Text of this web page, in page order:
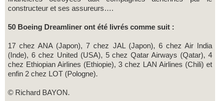
constructeur et ses assureurs….
50 Boeing Dreamliner ont été livrés comme suit :
17 chez ANA (Japon), 7 chez JAL (Japon), 6 chez Air India
(Inde), 6 chez United (USA), 5 chez Qatar Airways (Qatar), 4
chez Ethiopian Airlines (Ethiopie), 3 chez LAN Airlines (Chili) et
enfin 2 chez LOT (Pologne).
© Richard BAYON.